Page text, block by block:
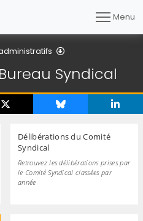
Menu
Syndical
Délibérations du Comité
Syndical
Retrouvez les délibérations prises par
le Comité Syndical classées par
année